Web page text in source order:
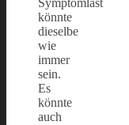
könnte
dieselbe
wie
immer
sein.
Es
könnte
auch